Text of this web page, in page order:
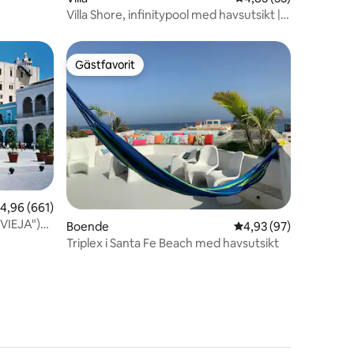
Villa Shore, infinitypool med havsutsikt | 5
av 5 i genomsnittligt betyg, 661 omdömen
4,96 (661)
Gästfavorit
Gästfavorit
Boende 4,93 av 5 i
4,93 (97)
Triplex i Santa Fe Beach med havsutsikt